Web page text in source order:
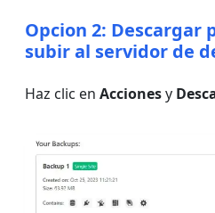
Opcion 2: Descargar
subir al servidor de
Haz clic en Accionesy